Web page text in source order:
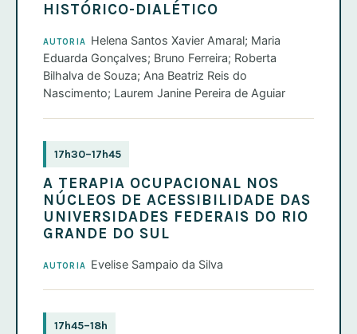
HISTÓRICO-DIALÉTICO
AUTORIA
Helena Santos Xavier Amaral; Maria
Eduarda Gonçalves; Bruno Ferreira; Roberta
Bilhalva de Souza; Ana Beatriz Reis do
Nascimento; Laurem Janine Pereira de Aguiar
17h30–17h45
A TERAPIA OCUPACIONAL NOS
NÚCLEOS DE ACESSIBILIDADE DAS
UNIVERSIDADES FEDERAIS DO RIO
GRANDE DO SUL
AUTORIA Evelise Sampaio da Silva
17h45–18h